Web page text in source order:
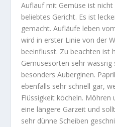
Auflauf mit Gemüse ist
beliebtes Gericht. Es ist
gemacht. Aufläufe leben
wird in erster Linie von der
beeinflusst. Zu beachten ist
Gemüsesorten sehr wässrig
besonders Auberginen.
ebenfalls sehr schnell gar,
Flüssigkeit köcheln.
eine längere Garzeit und
sehr dünne Scheiben